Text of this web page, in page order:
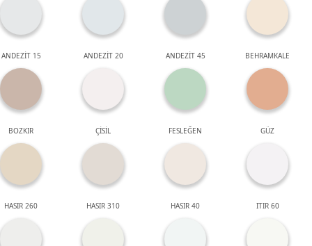
ANDEZİT 15 ANDEZİT 20 ANDEZİT 45 BEHRAMKALE
BOZKIR ÇİSİL FESLEĞEN GÜZ
HASIR 260 HASIR 310 HASIR 40 ITIR 60